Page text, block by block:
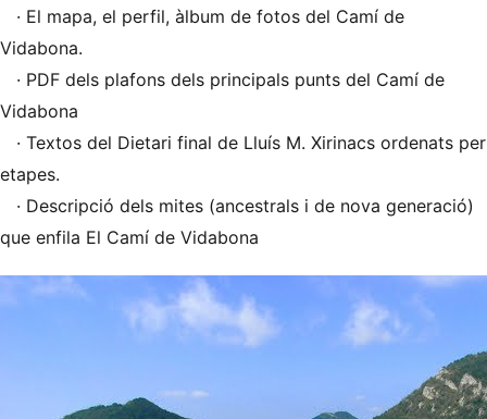
· El mapa, el perfil, àlbum de fotos del Camí de
Vidabona.
· PDF dels plafons dels principals punts del Camí de
Vidabona
· Textos del Dietari final de Lluís M. Xirinacs ordenats per
etapes.
· Descripció dels mites (ancestrals i de nova generació)
que enfila El Camí de Vidabona